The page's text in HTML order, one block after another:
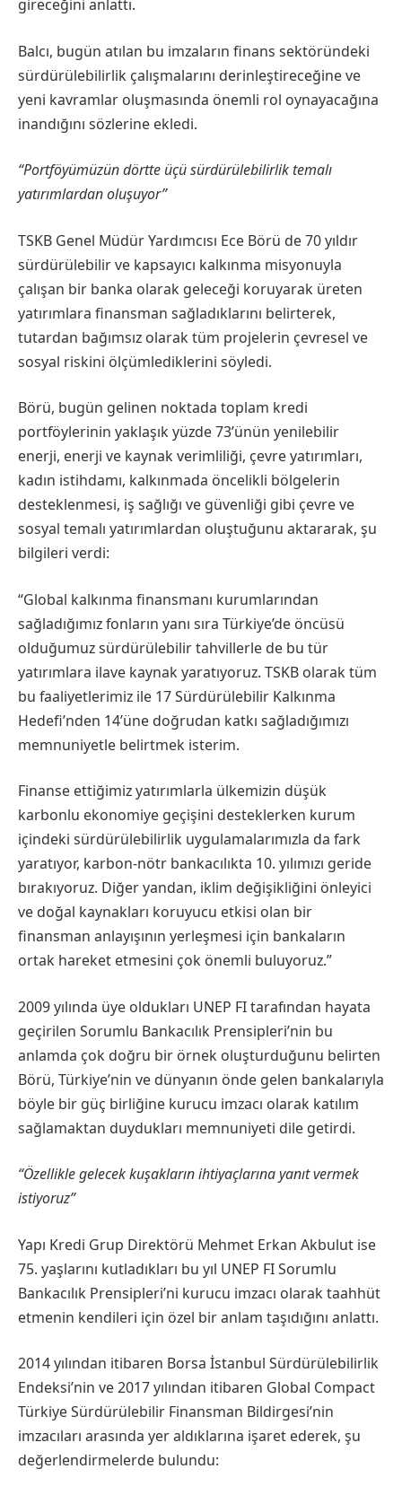
gireceğini anlattı.
Balcı, bugün atılan bu imzaların finans sektöründeki
sürdürülebilirlik çalışmalarını derinleştireceğine ve
yeni kavramlar oluşmasında önemli rol oynayacağına
inandığını sözlerine ekledi.
“Portföyümüzün dörtte üçü sürdürülebilirlik temalı
yatırımlardan oluşuyor”
TSKB Genel Müdür Yardımcısı Ece Börü de 70 yıldır
sürdürülebilir ve kapsayıcı kalkınma misyonuyla
çalışan bir banka olarak geleceği koruyarak üreten
yatırımlara finansman sağladıklarını belirterek,
tutardan bağımsız olarak tüm projelerin çevresel ve
sosyal riskini ölçümlediklerini söyledi.
Börü, bugün gelinen noktada toplam kredi
portföylerinin yaklaşık yüzde 73’ünün yenilebilir
enerji, enerji ve kaynak verimliliği, çevre yatırımları,
kadın istihdamı, kalkınmada öncelikli bölgelerin
desteklenmesi, iş sağlığı ve güvenliği gibi çevre ve
sosyal temalı yatırımlardan oluştuğunu aktararak, şu
bilgileri verdi:
“Global kalkınma finansmanı kurumlarından
sağladığımız fonların yanı sıra Türkiye’de öncüsü
olduğumuz sürdürülebilir tahvillerle de bu tür
yatırımlara ilave kaynak yaratıyoruz. TSKB olarak tüm
bu faaliyetlerimiz ile 17 Sürdürülebilir Kalkınma
Hedefi’nden 14’üne doğrudan katkı sağladığımızı
memnuniyetle belirtmek isterim.
Finanse ettiğimiz yatırımlarla ülkemizin düşük
karbonlu ekonomiye geçişini desteklerken kurum
içindeki sürdürülebilirlik uygulamalarımızla da fark
yaratıyor, karbon-nötr bankacılıkta 10. yılımızı geride
bırakıyoruz. Diğer yandan, iklim değişikliğini önleyici
ve doğal kaynakları koruyucu etkisi olan bir
finansman anlayışının yerleşmesi için bankaların
ortak hareket etmesini çok önemli buluyoruz.”
2009 yılında üye oldukları UNEP FI tarafından hayata
geçirilen Sorumlu Bankacılık Prensipleri’nin bu
anlamda çok doğru bir örnek oluşturduğunu belirten
Börü, Türkiye’nin ve dünyanın önde gelen bankalarıyla
böyle bir güç birliğine kurucu imzacı olarak katılım
sağlamaktan duydukları memnuniyeti dile getirdi.
“Özellikle gelecek kuşakların ihtiyaçlarına yanıt vermek
istiyoruz”
Yapı Kredi Grup Direktörü Mehmet Erkan Akbulut ise
75. yaşlarını kutladıkları bu yıl UNEP FI Sorumlu
Bankacılık Prensipleri’ni kurucu imzacı olarak taahhüt
etmenin kendileri için özel bir anlam taşıdığını anlattı.
2014 yılından itibaren Borsa İstanbul Sürdürülebilirlik
Endeksi’nin ve 2017 yılından itibaren Global Compact
Türkiye Sürdürülebilir Finansman Bildirgesi’nin
imzacıları arasında yer aldıklarına işaret ederek, şu
değerlendirmelerde bulundu: